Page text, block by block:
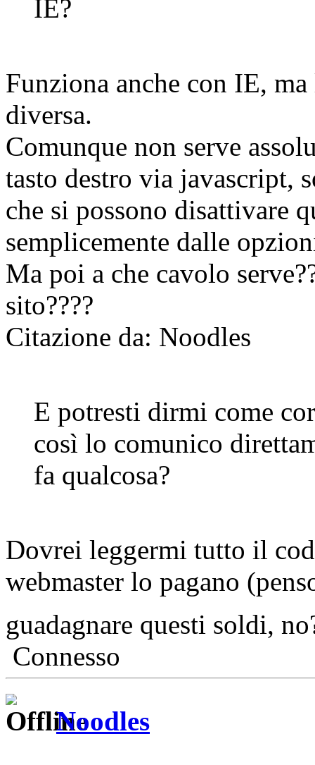
IE?
Funziona anche con IE,
diversa.
Comunque non serve
tasto destro via javascript,
che si possono disattivare
semplicemente dalle
Ma poi a che cavolo
sito????
Citazione da: Noodles
E potresti dirmi come
così lo comunico
fa qualcosa?
Dovrei leggermi tutto il
webmaster lo pagano
guadagnare questi soldi,
Connesso
Noodles